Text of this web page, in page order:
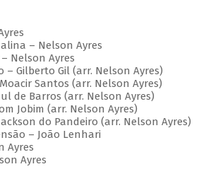
– Nelson Ayres
Nelson Ayres
– Gilberto Gil (arr. Nelson Ayres)
Santos (arr. Nelson Ayres)
de Barros (arr. Nelson Ayres)
Jobim (arr. Nelson Ayres)
do Pandeiro (arr. Nelson Ayres)
– João Lenhari
Ayres
Ayres